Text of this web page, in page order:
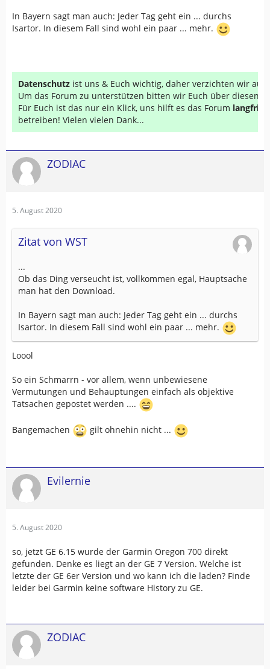
In Bayern sagt man auch: Jeder Tag geht ein ... durchs
Isartor. In diesem Fall sind wohl ein paar ... mehr.
Datenschutz ist uns & Euch wichtig, daher verzichten wir auf
Um das Forum zu unterstützen bitten wir Euch über diesen
Für Euch ist das nur ein Klick, uns hilft es das Forum
betreiben! Vielen vielen Dank...
ZODIAC
5. August 2020
Zitat von WST
...
Ob das Ding verseucht ist, vollkommen egal, Hauptsache
man hat den Download.
In Bayern sagt man auch: Jeder Tag geht ein ... durchs
Isartor. In diesem Fall sind wohl ein paar ... mehr.
Loool
So ein Schmarrn - vor allem, wenn unbewiesene
Vermutungen und Behauptungen einfach als objektive
Tatsachen gepostet werden ....
Bangemachen gilt ohnehin nicht ...
Evilernie
5. August 2020
so, jetzt GE 6.15 wurde der Garmin Oregon 700 direkt
gefunden. Denke es liegt an der GE 7 Version. Welche ist
letzte der GE 6er Version und wo kann ich die laden? Finde
leider bei Garmin keine software History zu GE.
ZODIAC